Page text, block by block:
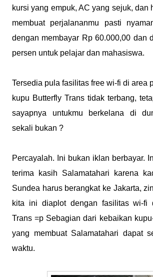
kursi yang empuk, AC yang sejuk, dan
membuat perjalananmu pasti
dengan membayar Rp 60.000,00 dan
persen untuk pelajar dan mahasiswa.
Tersedia pula fasilitas free wi-fi di area
kupu Butterfly Trans tidak terbang,
sayapnya untukmu berkelana di
sekali bukan ?
Percayalah. Ini bukan iklan berbayar.
terima kasih Salamatahari karena
Sundea harus berangkat ke Jakarta,
kita ini diaplot dengan fasilitas wi-fi
Trans =p Sebagian dari kebaikan
yang membuat Salamatahari dapat
waktu.